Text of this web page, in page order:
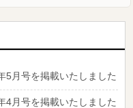
月号を掲載いたしました
月号を掲載いたしました